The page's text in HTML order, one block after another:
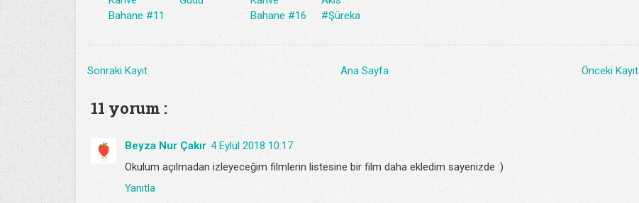
Bahane #11
Bahane #16
#Şüreka
Sonraki Kayıt Önceki Kayıt
Ana Sayfa
11 yorum :
Beyza Nur Çakır 4 Eylül 2018 10:17
Okulum açılmadan izleyeceğim filmlerin listesine bir film daha ekledim sayenizde :)
Yanıtla